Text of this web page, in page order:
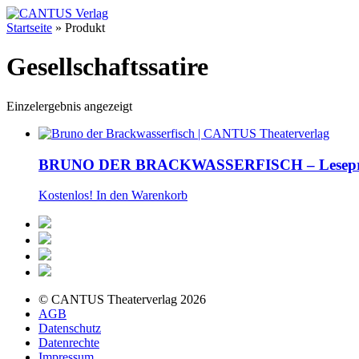
Startseite » Produkt
Gesellschaftssatire
Einzelergebnis angezeigt
BRUNO DER BRACKWASSERFISCH –
Kostenlos! In den Warenkorb
© CANTUS Theaterverlag 2026
AGB
Datenschutz
Datenrechte